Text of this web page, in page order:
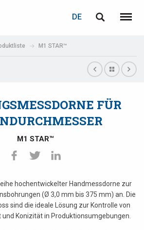
DE
Menü
M1 STAR™
FÜR
M1 STAR™
hochentwickelter Handmessdorne zur
(Ø 3,0 mm bis 375 mm) an. Die
sind die ideale Lösung zur Kontrolle von
und Konizität in Produktionsumgebungen.
Deutsch
Español
日本語 (Japanese)
中文 (Chinese)
한국어 (Korean)
registriert sind, können Sie dies jetzt tun.
Hier klicken!